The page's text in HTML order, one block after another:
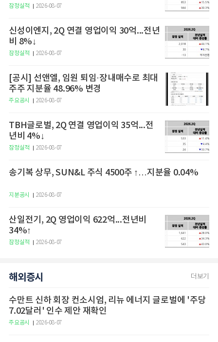
잠정실적 2026-08-07
신성이엔지, 2Q 연결 영업이익 30억...전년
비 8%↓
잠정실적 2026-08-07
[공시] 선앤엘, 임원 퇴임·장내매수로 최대
주주 지분율 48.96% 변경
주요공시 2026-08-07
TBH글로벌, 2Q 연결 영업이익 35억...전
년비 4%↓
잠정실적 2026-08-07
송기복 상무, SUN&L 주식 4500주 ↑…지분율 0.04%
지분공시 2026-08-07
산일전기, 2Q 영업이익 622억...전년비
34%↑
잠정실적 2026-08-07
해외증시 더보기
수만트 신하 회장 컨소시엄, 리뉴 에너지 글로벌에 '주당
7.02달러' 인수 제안 재확인
주요공시 2026-08-07